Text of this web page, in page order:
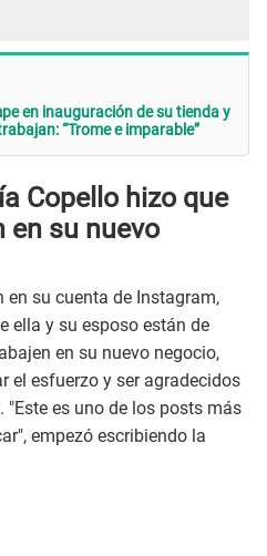
en inauguración de su tienda y
“Trome e imparable”
Copello hizo que
en su nuevo
su cuenta de Instagram,
ella y su esposo están de
en su nuevo negocio,
el esfuerzo y ser agradecidos
es uno de los posts más
empezó escribiendo la